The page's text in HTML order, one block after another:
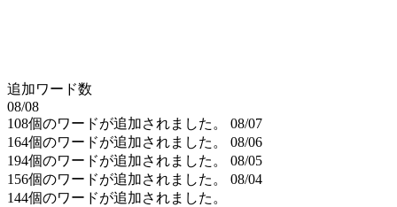
追加ワード数
08/08
108個のワードが追加されました。
08/07
164個のワードが追加されました。
08/06
194個のワードが追加されました。
08/05
156個のワードが追加されました。
08/04
144個のワードが追加されました。